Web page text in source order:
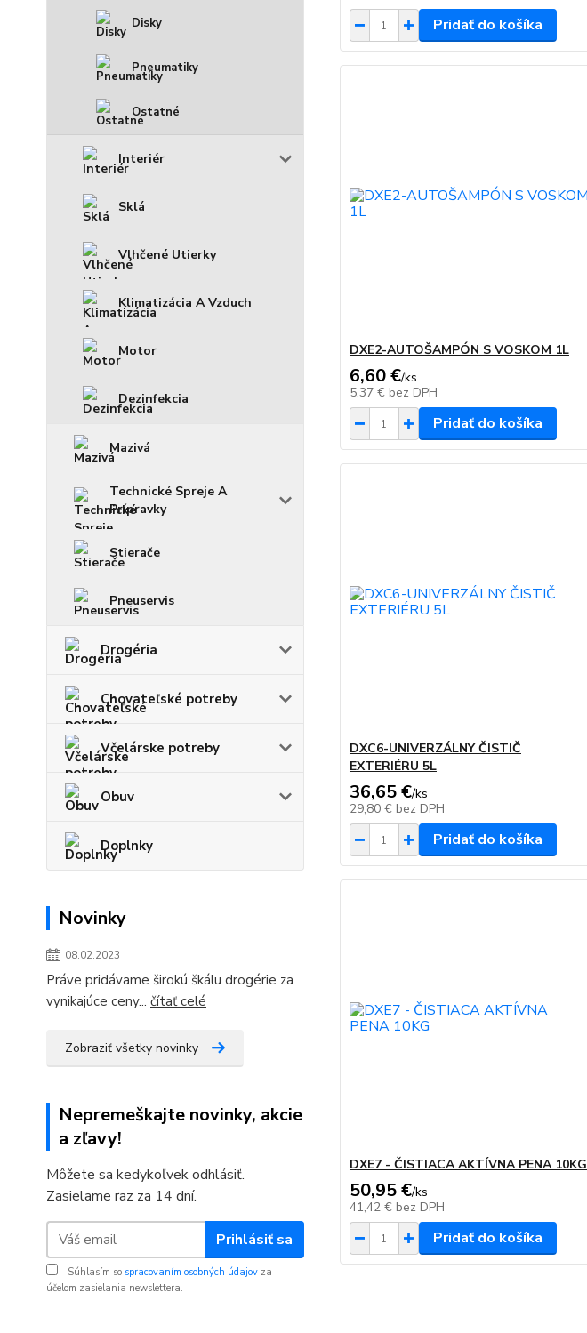
Disky
Pneumatiky
Ostatné
Interiér
Sklá
Vlhčené Utierky
Klimatizácia A Vzduch
Motor
Dezinfekcia
Mazivá
Technické Spreje A
Prípravky
Stierače
Pneuservis
Drogéria
Chovateľské potreby
Včelárske potreby
Obuv
Doplnky
Novinky
08.02.2023
Práve pridávame širokú škálu drogérie za
vynikajúce ceny... čítať celé
Zobraziť všetky novinky
Nepremeškajte novinky, akcie
a zľavy!
Môžete sa kedykoľvek odhlásiť.
Zasielame raz za 14 dní.
Prihlásiť sa
Súhlasím so spracovaním osobných údajov za
účelom zasielania newslettera.
Pridať do košíka
DXE2-AUTOŠAMPÓN S VOSKOM 1L
6,60 €/ks
5,37 € bez DPH
Pridať do košíka
DXC6-UNIVERZÁLNY ČISTIČ
EXTERIÉRU 5L
36,65 €/ks
29,80 € bez DPH
Pridať do košíka
DXE7 - ČISTIACA AKTÍVNA PENA 10KG
50,95 €/ks
41,42 € bez DPH
Pridať do košíka